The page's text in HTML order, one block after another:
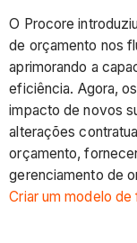
​​​​​​O Procore
de orçamento nos
aprimorando a
eficiência. Agora,
impacto de novos
alterações
orçamento,
gerenciamento de
Criar um modelo de